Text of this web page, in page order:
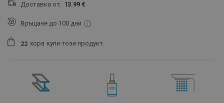
Доставка от: 13.99 €
Връщане до 100 дни
22 хора купи този продукт.